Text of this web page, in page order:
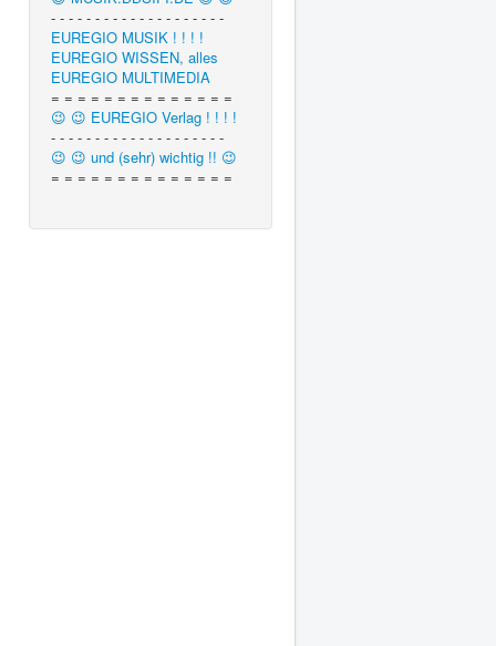
- - - - - - - - - - - - - - - - - - - -
EUREGIO MUSIK ! ! ! !
EUREGIO WISSEN, alles
EUREGIO MULTIMEDIA
= = = = = = = = = = = = = =
😉 😉 EUREGIO Verlag ! ! ! !
- - - - - - - - - - - - - - - - - - - -
😉 😉 und (sehr) wichtig !! 😉
= = = = = = = = = = = = = =